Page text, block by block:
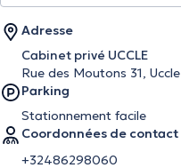
Adresse
Cabinet privé UCCLE
Rue des Moutons 31, Uccle
Parking
Stationnement facile
Coordonnées de contact
+32486298060